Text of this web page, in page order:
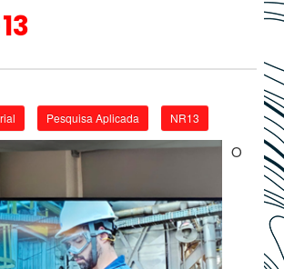
Pesquisa Aplicada NR13
O